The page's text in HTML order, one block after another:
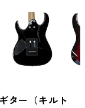
ター（キルト